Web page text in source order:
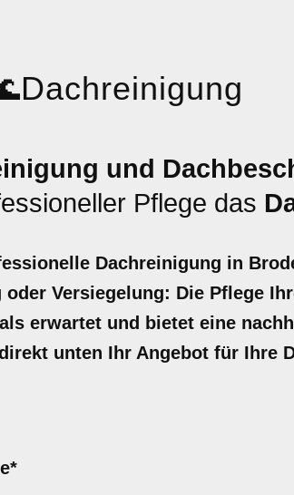
Dachreinigung
und
Pflege das
Dachreinigung in
oder Versiegelung: Die Pflege
erwartet und bietet eine
unten Ihr Angebot für Ihre